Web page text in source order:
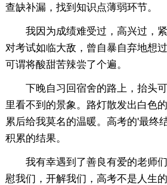
查缺补漏，找到知识点薄弱环节。
我因为成绩难受过，高兴过，紧
对考试如临大敌，曾自暴自弃地想
可谓将酸甜苦辣尝了个遍。
下晚自习回宿舍的路上，抬头可
里看不到的景象。路灯散发出白色
累后给我莫名的温暖。高考的'最终
积累的结果。
我有幸遇到了善良有爱的老师们
慰我们，开解我们，高考不是人生